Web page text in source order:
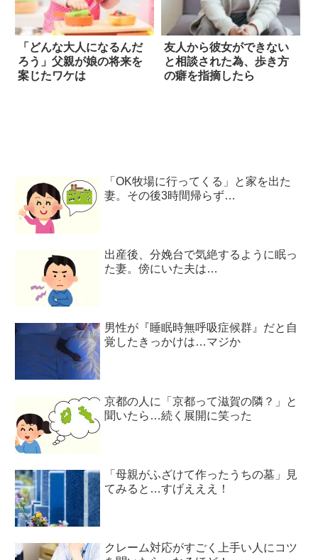
「どんな大人になるんだ
ろう」父親が娘の将来を
案じたワケは
友人から彼女ができない
と相談された為、歩き方
の癖を指摘したら
「OK牧場に行ってくる」と家を出た
妻。その後3時間帰らず…
出産後、分娩台で気絶するように眠っ
た妻。傍にいた夫は…
男性が『睡眠時無呼吸症候群』だと自
覚したきっかけは…マジか
京都の人に「京都って滋賀の隣？」と
聞いたら…続く展開に笑った
「母親がふざけて作ったうちの墓」見
てみると…すげえええ！
クレーム対応がすごく上手い人にコツ